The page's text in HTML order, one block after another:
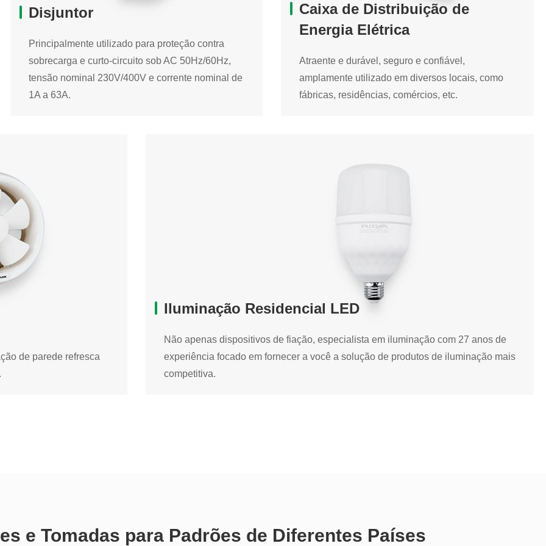
Disjuntor
Principalmente utilizado para proteção contra
sobrecarga e curto-circuito sob AC 50Hz/60Hz,
tensão nominal 230V/400V e corrente nominal de
1A a 63A.
tensão nominal 230V/400V e corrente nominal de
1A a 63A.
Caixa de Distribuição de
Energia Elétrica
Atraente e durável, seguro e confiável,
amplamente utilizado em diversos locais, como
fábricas, residências, comércios, etc.
Atraente e durável, seguro e confiável,
Caixa de distribuição de energia elétrica
Leia mais +
de parede refresca
Iluminação Residencial LED
Não apenas dispositivos de fiação, especialista em iluminação com 27 anos de
experiência focado em fornecer a você a solução de produtos de iluminação mais
competitiva.
Spot de LED
e Tomadas para Padrões de Diferentes Países